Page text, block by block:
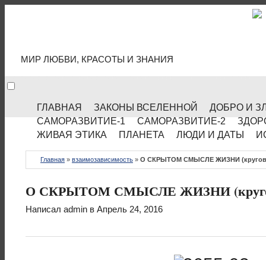
МИР ЛЮБВИ, КРАСОТЫ И ЗНАНИЯ
ГЛАВНАЯ ЗАКОНЫ ВСЕЛЕННОЙ
ДОБРО И
САМОРАЗВИТИЕ-1
САМОРАЗВИТИЕ-2
ЖИВАЯ ЭТИКА
ПЛАНЕТА ЛЮДИ И ДАТЫ
Главная » взаимозависимость » О СКРЫТОМ СМЫСЛЕ ЖИЗНИ
О СКРЫТОМ СМЫСЛЕ ЖИЗНИ
Написал admin в Апрель 24, 2016